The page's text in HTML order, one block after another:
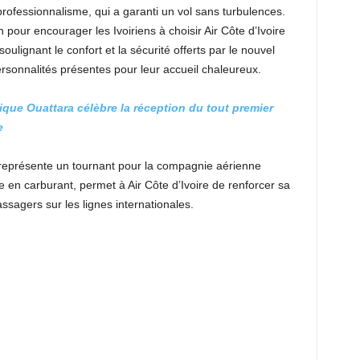
qui a garanti un vol sans turbulences.
encourager les Ivoiriens à choisir Air Côte d’Ivoire
le confort et la sécurité offerts par le nouvel
présentes pour leur accueil chaleureux.
Ouattara célèbre la réception du tout premier
un tournant pour la compagnie aérienne
carburant, permet à Air Côte d’Ivoire de renforcer sa
sur les lignes internationales.